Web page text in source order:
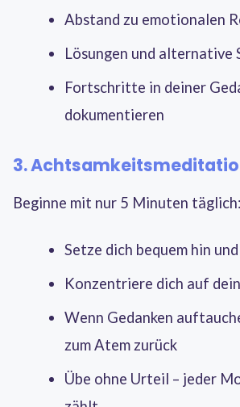
Abstand zu emotionalen
Lösungen und alternative
Fortschritte in deiner
dokumentieren
3.
Beginne mit nur 5 Minuten täglich:
Setze dich bequem hin
Konzentriere dich auf
Wenn Gedanken
zum Atem zurück
Übe ohne Urteil – jeder